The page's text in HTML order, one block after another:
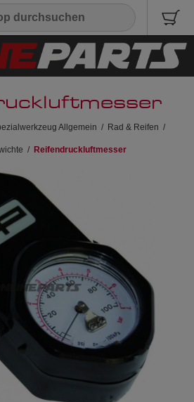
Allgemein / Rad & Reifen /
/ Reifendruckluftmesser